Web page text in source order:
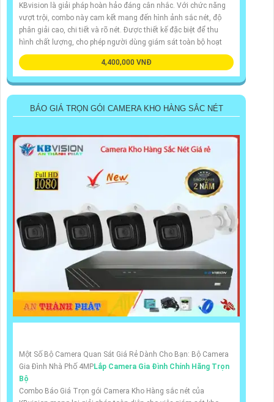
KBvision là giải pháp hoàn hảo đáng cân nhắc. Với chức năng
vượt trội, combo này cam kết mang đến hình ảnh sắc nét, độ
phân giải cao, chi tiết và rõ nét. Được thiết kế đặc biệt để thu
hình chất lượng, cho phép người dùng giám sát toàn bộ hoạt
4,400,000 VNĐ
BÁO GIÁ TRỌN GÓI CAMERA KHO HÀNG SẮC NÉT
Một Số Bộ Camera Quan Sát Giá Rẻ Dành Cho Bạn: Bộ Camera
Gia Đình Nhà Phố 4MPLắp Camera Gia Đình Chính Hãng Trọn
Bộ
Combo Báo Giá Trọn gói Camera Kho Hàng sắc nét của